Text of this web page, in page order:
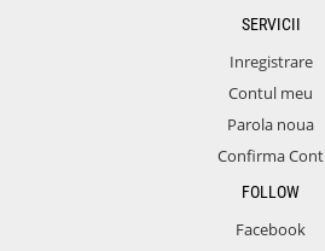
SERVICII
Inregistrare
Contul meu
Parola noua
Confirma Cont
FOLLOW
Facebook